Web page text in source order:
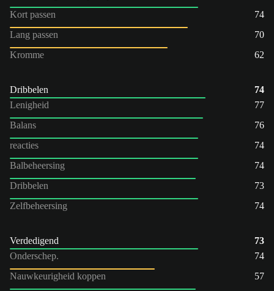
Kort passen
74
Lang passen
70
Kromme
62
Dribbelen
74
Lenigheid
77
Balans
76
reacties
74
Balbeheersing
74
Dribbelen
73
Zelfbeheersing
74
Verdedigend
73
Onderschep.
74
Nauwkeurigheid koppen
57